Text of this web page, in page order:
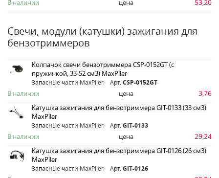
В наличии цена 53,20
Свечи, модули (катушки) зажигания для
бензотриммеров
Колпачок свечи бензотриммера CSP-0152GT (с
пружинкой, 33-52 см3) MaxPiler
Запасные части MaxPiler Арт. CSP-0152GT
В наличии цена 3,76
Катушка зажигания для бензотриммера GIT-0133 (33 см3)
MaxPiler
Запасные части MaxPiler Арт. GIT-0133
В наличии цена 29,24
Катушка зажигания для бензотриммера GIT-0126 (26 см3)
MaxPiler
Запасные части MaxPiler Арт. GIT-0126